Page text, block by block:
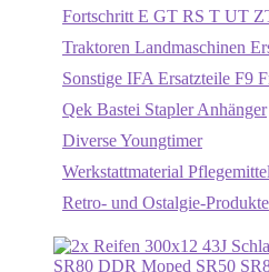
Fortschritt E GT RS T UT
Traktoren Landmaschinen
Sonstige IFA Ersatzteile F9
Qek Bastei Stapler Anhänger
Diverse Youngtimer
Werkstattmaterial
Retro- und Ostalgie-Produkte